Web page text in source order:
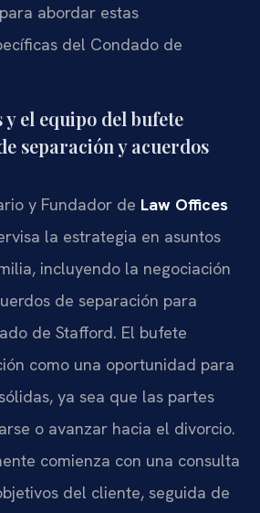
abordar estas
del Condado de
y el equipo del bufete
separación y acuerdos
y Fundador de Law Offices
la estrategia en asuntos
incluyendo la negociación
de separación para
de Stafford. El bufete
como una oportunidad para
ya sea que las partes
o avanzar hacia el divorcio.
comienza con una consulta
del cliente, seguida de